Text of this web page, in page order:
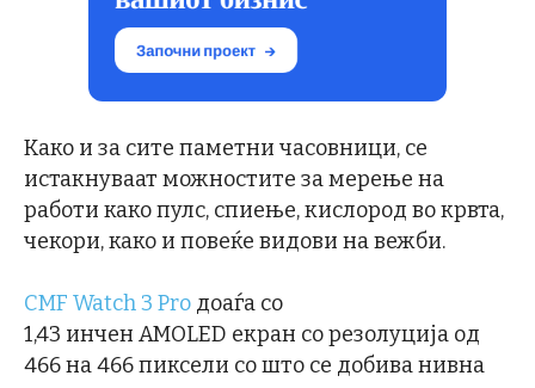
Како и за сите паметни часовници, се
истакнуваат можностите за мерење на
работи како пулс, спиење, кислород во крвта,
чекори, како и повеќе видови на вежби.
CMF Watch 3 Pro доаѓа со
1,43 инчен AMOLED екран со резолуција од
466 на 466 пиксели со што се добива нивна